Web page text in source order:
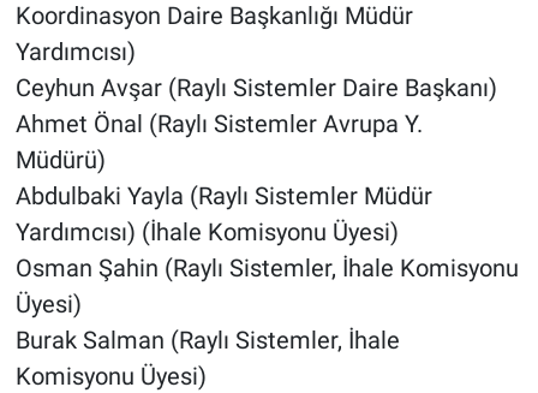
Koordinasyon Daire Başkanlığı Müdür
Yardımcısı)
Ceyhun Avşar (Raylı Sistemler Daire Başkanı)
Ahmet Önal (Raylı Sistemler Avrupa Y.
Müdürü)
Abdulbaki Yayla (Raylı Sistemler Müdür
Yardımcısı) (İhale Komisyonu Üyesi)
Osman Şahin (Raylı Sistemler, İhale Komisyonu
Üyesi)
Burak Salman (Raylı Sistemler, İhale
Komisyonu Üyesi)